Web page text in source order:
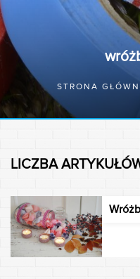
STRONA
LICZBA